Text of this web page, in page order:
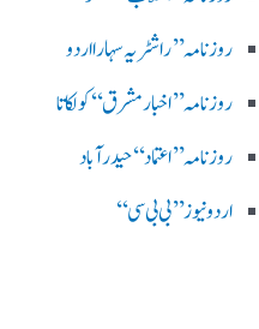
روز نامہ ’’راشٹریہ سہارا اردو
روزنامہ ’’اخبارمشرق‘‘ کولکاتا
روزنامہ ’’اعتماد‘‘ حیدرآباد
اردو نیوز ’’بی بی سی‘‘